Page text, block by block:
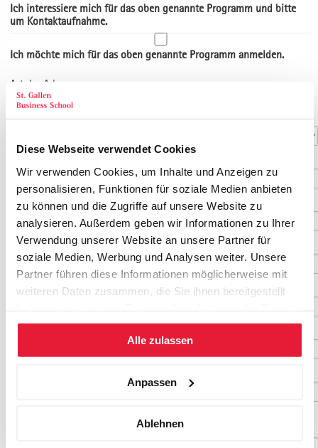
Diese Webseite verwendet Cookies
Wir verwenden Cookies, um Inhalte und Anzeigen zu
personalisieren, Funktionen für soziale Medien anbieten
zu können und die Zugriffe auf unsere Website zu
analysieren. Außerdem geben wir Informationen zu Ihrer
Verwendung unserer Website an unsere Partner für
soziale Medien, Werbung und Analysen weiter. Unsere
Partner führen diese Informationen möglicherweise mit
weiteren Daten zusammen, die Sie ihnen bereitgestellt
gesammelt haben.
Alle zulassen
Anpassen
Ablehnen
Ich interessiere mich für das oben genannte Programm und bitte
um Kontaktaufnahme.
Ich möchte mich für das oben genannte Programm anmelden.
Art der Adresse
Kontaktdaten
Anrede*
Vorname*
Nachname*
Geburtsdatum